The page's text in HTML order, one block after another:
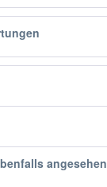
angesehen